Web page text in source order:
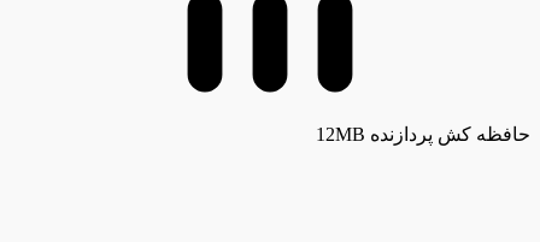
حافظه کش پردازنده 12MB